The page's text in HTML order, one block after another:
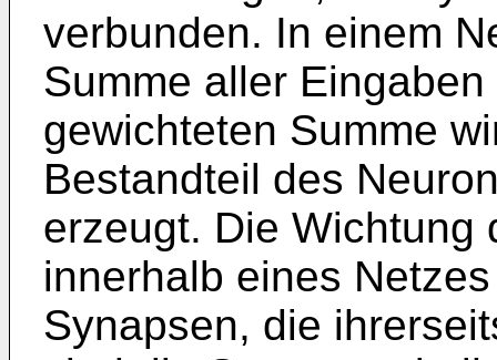
verbunden. In einem
Summe aller
gewichteten Summe
Bestandteil des
erzeugt. Die Wichtung
innerhalb eines
Synapsen, die